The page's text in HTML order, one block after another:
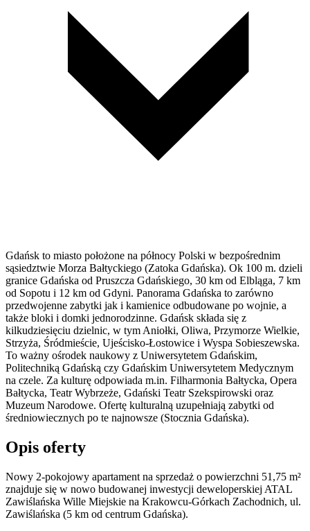
Gdańsk to miasto położone na północy Polski w bezpośrednim
sąsiedztwie Morza Bałtyckiego (Zatoka Gdańska). Ok 100 m. dzieli
granice Gdańska od Pruszcza Gdańskiego, 30 km od Elbląga, 7 km
od Sopotu i 12 km od Gdyni. Panorama Gdańska to zarówno
przedwojenne zabytki jak i kamienice odbudowane po wojnie, a
także bloki i domki jednorodzinne. Gdańsk składa się z
kilkudziesięciu dzielnic, w tym Aniołki, Oliwa, Przymorze Wielkie,
Strzyża, Śródmieście, Ujeścisko-Łostowice i Wyspa Sobieszewska.
To ważny ośrodek naukowy z Uniwersytetem Gdańskim,
Politechniką Gdańską czy Gdańskim Uniwersytetem Medycznym
na czele. Za kulturę odpowiada m.in. Filharmonia Bałtycka, Opera
Bałtycka, Teatr Wybrzeże, Gdański Teatr Szekspirowski oraz
Muzeum Narodowe. Ofertę kulturalną uzupełniają zabytki od
średniowiecznych po te najnowsze (Stocznia Gdańska).
Opis oferty
Nowy 2-pokojowy apartament na sprzedaż o powierzchni 51,75 m²
znajduje się w nowo budowanej inwestycji deweloperskiej ATAL
Zawiślańska Wille Miejskie na Krakowcu-Górkach Zachodnich, ul.
Zawiślańska (5 km od centrum Gdańska).